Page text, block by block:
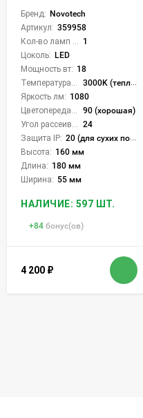
Бренд: Novotech
Артикул: 359958
Кол-во ламп или LED: 1
Цоколь: LED
Мощность вт: 18
Температура света:
3000K (теплый), 4000K (нейтральный), 6000K (холодный), CCT механическое переключение
Яркость лм: 1080
Цветопередача (CRI):
90 (хорошая)
Угол рассеивания света °: 24
Защита IP: 20 (для сухих пом.)
Высота: 160 мм
Длина: 180 мм
Ширина: 55 мм
НАЛИЧИЕ: 597 ШТ.
+84 бонус(ов)
4 200 ₽